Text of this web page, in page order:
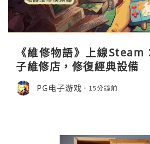
《維修物語》上線Steam
子維修店，修復經典設備
PG电子游戏 15分鐘前